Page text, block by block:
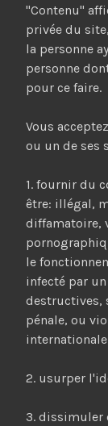
"Contenu"
privée du
la personne
personne
pour ce faire.
Vous
ou un de ses
1. fournir du
être: illégal,
diffamatoire,
le
infecté par
destructives,
pénale, ou
2. usurper
3. dissimuler